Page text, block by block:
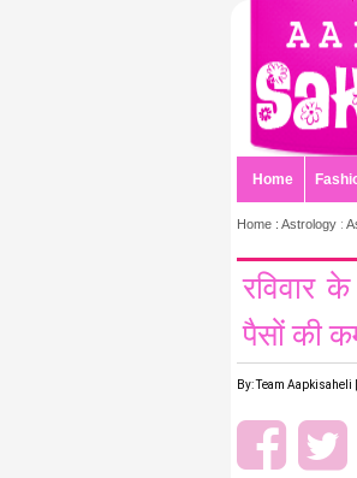
Home
Home : Astrology :
रविवार
पैसों की
By: Team Aapkisaheli